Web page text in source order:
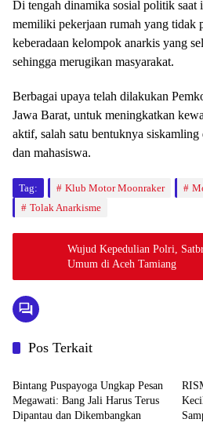
Di tengah dinamika sosial politik saat
memiliki pekerjaan rumah yang tidak
keberadaan kelompok anarkis yang
sehingga merugikan masyarakat.
Berbagai upaya telah dilakukan
Jawa Barat, untuk meningkatkan
aktif, salah satu bentuknya
dan mahasiswa.
Tag: Klub Motor Moonraker
Tolak Anarkisme
Wujud Kepedulian Polri,
Umum di Aceh Tamiang
Pos Terkait
News
Bintang Puspayoga Ungkap Pesan
Megawati: Bang Jali Harus Terus
Dipantau dan Dikembangkan
News